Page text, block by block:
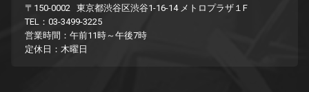
〒150-0002 東京都渋谷区渋谷1-16-14 メトロプラザ１F
TEL：03-3499-3225
営業時間：午前11時～午後7時
定休日：木曜日